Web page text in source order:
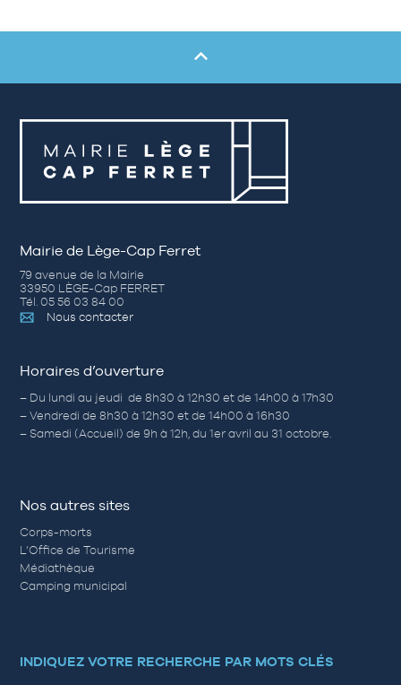
Mairie de Lège-Cap Ferret
79 avenue de la Mairie
33950 LÈGE-Cap FERRET
Tél. 05 56 03 84 00
Nous contacter
Horaires d’ouverture
– Du lundi au jeudi de 8h30 à 12h30 et de 14h00 à 17h30
– Vendredi de 8h30 à 12h30 et de 14h00 à 16h30
– Samedi (Accueil) de 9h à 12h, du 1er avril au 31 octobre.
Nos autres sites
Corps-morts
L’Office de Tourisme
Médiathèque
Camping municipal
INDIQUEZ VOTRE RECHERCHE PAR MOTS CLÉS